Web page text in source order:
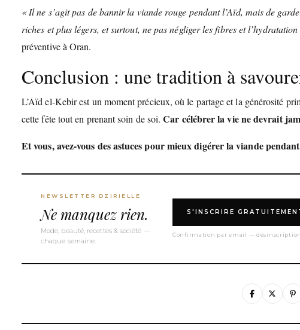
« Il ne s’agit pas de bannir la viande rouge pendant l’Aïd, mais de
riches et plus légers, et surtout, ne pas négliger les fibres et l’hydratation
préventive à Oran.
Conclusion : une tradition à
L’Aïd el-Kebir est un moment précieux, où le partage et la générosité
cette fête tout en prenant soin de soi.Car célébrer la vie ne devrait
Et vous, avez-vous des astuces pour mieux digérer la viande
NEWSLETTER DZIRIELLE
Ne manquez rien.
Mode, beauté, recettes & société —
chaque semaine.
S'INSCRIRE
Confirmation par email —